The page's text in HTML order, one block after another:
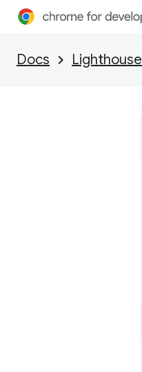
Docs Lighthouse